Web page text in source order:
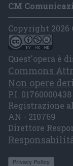
CM
Copyright 2026
Quest'opera è
Commons
Non opere
P.I. 01760000438
Registrazione
AN - 210769
Direttore